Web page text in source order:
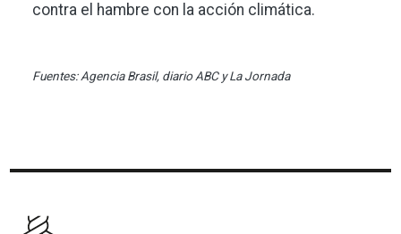
contra el hambre con la acción climática.
Fuentes: Agencia Brasil, diario ABC y La Jornada